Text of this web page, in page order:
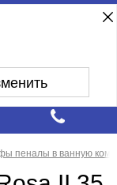
пеналы в ванную